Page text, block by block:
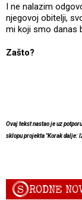
I ne nalazim
njegovoj obitelji,
mi koji smo danas
Zašto?
Ovaj tekst nastao je uz
sklopu projekta "Korak dalje:
SRODNE